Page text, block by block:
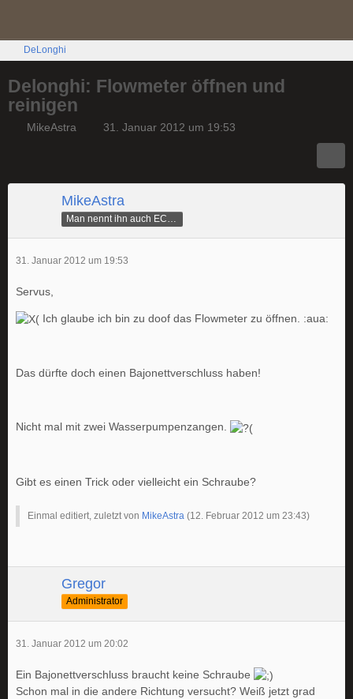
DeLonghi
Delonghi: Flowmeter öffnen und
reinigen
MikeAstra 31. Januar 2012 um 19:53
MikeAstra
31. Januar 2012 um 19:53
Servus,
Ich glaube ich bin zu doof das Flowmeter zu öffnen. :aua:
Das dürfte doch einen Bajonettverschluss haben!
Nicht mal mit zwei Wasserpumpenzangen.
Gibt es einen Trick oder vielleicht ein Schraube?
Einmal editiert, zuletzt von MikeAstra (12. Februar 2012 um 23:43)
Gregor
Administrator
31. Januar 2012 um 20:02
Ein Bajonettverschluss braucht keine Schraube
Schon mal in die andere Richtung versucht? Weiß jetzt grad